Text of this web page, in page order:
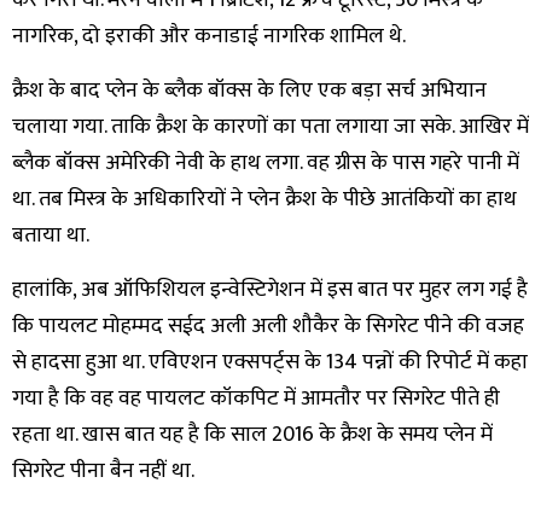
नागरिक, दो इराकी और कनाडाई नागरिक शामिल थे.
क्रैश के बाद प्लेन के ब्लैक बॉक्स के लिए एक बड़ा सर्च अभियान
चलाया गया. ताकि क्रैश के कारणों का पता लगाया जा सके. आखिर में
ब्लैक बॉक्स अमेरिकी नेवी के हाथ लगा. वह ग्रीस के पास गहरे पानी में
था. तब मिस्त्र के अधिकारियों ने प्लेन क्रैश के पीछे आतंकियों का हाथ
बताया था.
हालांकि, अब ऑफिशियल इन्वेस्टिगेशन में इस बात पर मुहर लग गई है
कि पायलट मोहम्मद सईद अली अली शौकैर के सिगरेट पीने की वजह
से हादसा हुआ था. एविएशन एक्सपर्ट्स के 134 पन्नों की रिपोर्ट में कहा
गया है कि वह वह पायलट कॉकपिट में आमतौर पर सिगरेट पीते ही
रहता था. खास बात यह है कि साल 2016 के क्रैश के समय प्लेन में
सिगरेट पीना बैन नहीं था.